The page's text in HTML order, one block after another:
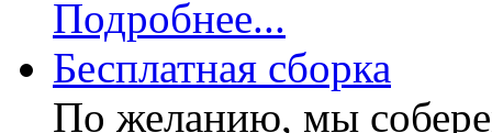
Подробнее...
Бесплатная сборка
По желанию, мы